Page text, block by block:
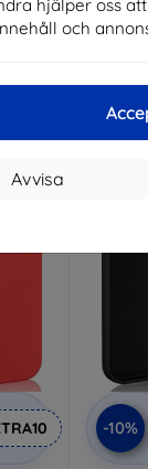
hjälper oss
och
Avvisa
-10%